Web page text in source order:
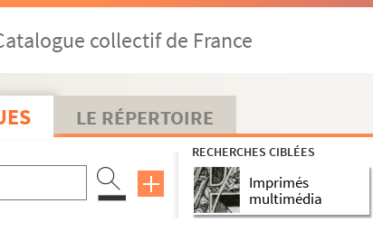
collectif de France
LE RÉPERTOIRE
RECHERCHES CIBLÉES
Imprimés
multimédia
Laynez... in concilio Tridentino »
de Pie V, qui défend aux nonces du St Siège de se servir des
à Fernando del Gadillo par le duc d'Alve, sur la sollicitation de
de Grégoire XIII sur la condamnation des erreurs de Barthélemy
escrite, en l'an 1571, au roy Philippe II par Benedictus Arias
points de prudence en la conduite politique de la
espagnol au roy, sur la réforme des ordres religieux en
Mariana, de la Compañia de Jesus, sobre la reformacion de sù orden